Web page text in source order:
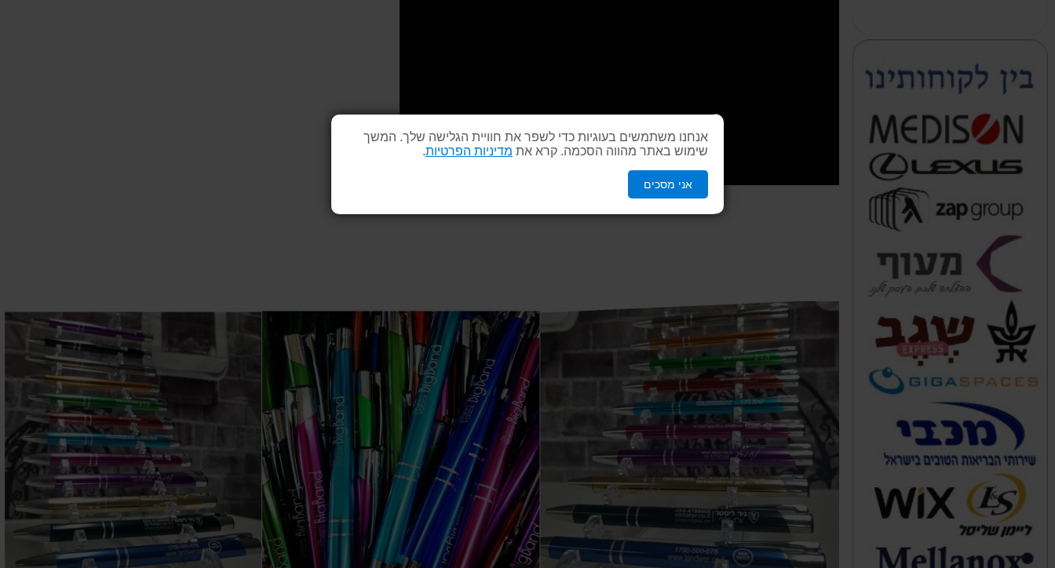
אנחנו משתמשים בעוגיות כדי לשפר את חוויית הגלישה שלך. המשך
שימוש באתר מהווה הסכמה. קרא את מדיניות הפרטיות.
אני מסכים